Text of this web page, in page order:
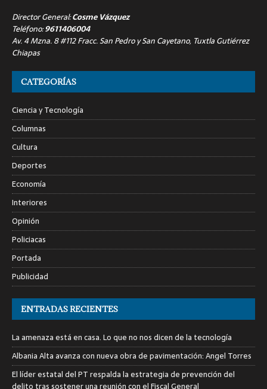
Director General:Cosme Vázquez
Teléfono:9611406004
Av. 4 Mzna. 8 #112 Fracc. San Pedro y San Cayetano, Tuxtla Gutiérrez
Chiapas
CATEGORÍAS
Ciencia y Tecnología
Columnas
Cultura
Deportes
Economía
Interiores
Opinión
Policiacas
Portada
Publicidad
ENTRADAS RECIENTES
La amenaza está en casa. Lo que no nos dicen de la tecnología
Albania Alta avanza con nueva obra de pavimentación: Angel Torres
El líder estatal del PT respalda la estrategia de prevención del
delito tras sostener una reunión con el Fiscal General